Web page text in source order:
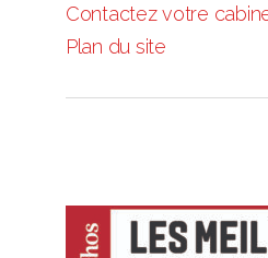
Contactez votre
Plan du site